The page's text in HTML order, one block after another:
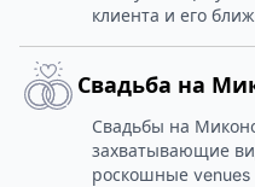
клиента и его
Свадьба на
Свадьбы на
захватывающие
роскошные